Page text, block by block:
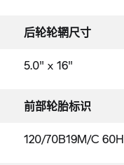
后轮轮辋尺寸
5.0" x 16"
前部轮胎标识
120/70B19M/C 60H